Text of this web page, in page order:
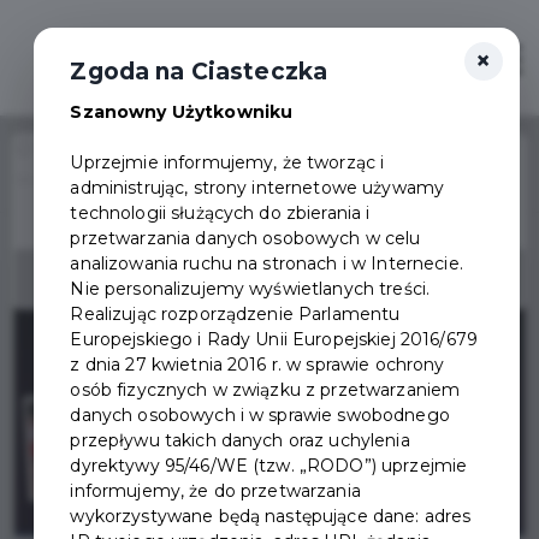
Memoriał Piłki Siatkowej im. Stanisława Kwiatkowskiego
Wydarzenie już się
zakończyło
×
Zgoda na Ciasteczka
Szanowny Użytkowniku
Uprzejmie informujemy, że tworząc i
administrując, strony internetowe używamy
technologii służących do zbierania i
przetwarzania danych osobowych w celu
analizowania ruchu na stronach i w Internecie.
Nie personalizujemy wyświetlanych treści.
Realizując rozporządzenie Parlamentu
Europejskiego i Rady Unii Europejskiej 2016/679
z dnia 27 kwietnia 2016 r. w sprawie ochrony
osób fizycznych w związku z przetwarzaniem
danych osobowych i w sprawie swobodnego
przepływu takich danych oraz uchylenia
dyrektywy 95/46/WE (tzw. „RODO”) uprzejmie
informujemy, że do przetwarzania
wykorzystywane będą następujące dane: adres